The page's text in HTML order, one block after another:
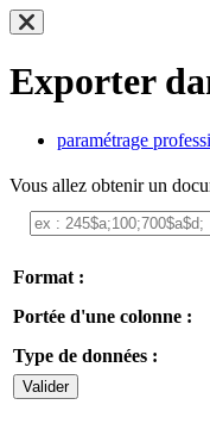
Exporter
paramétrage
Vous allez obtenir un
Format :
Portée d'une colonne :
Type de données :